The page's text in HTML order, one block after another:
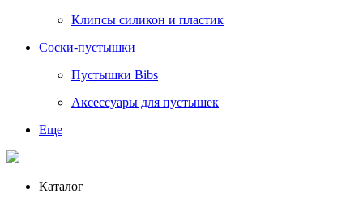
Клипсы силикон и пластик
Соски-пустышки
Пустышки Bibs
Аксессуары для пустышек
Еще
Каталог